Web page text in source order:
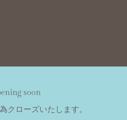
soon
クローズいたします。